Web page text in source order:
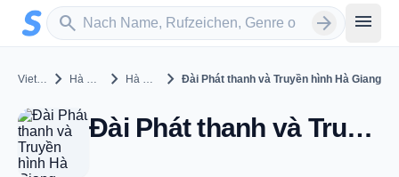
Zum Hauptinhalt springen
search
Sender suchen arrow_forward menu
Vietnam chevron_right Hà Giang chevron_right Hà Giang chevron_rightĐài Phát thanh và Truyền hình Hà Giang
Đài Phát thanh và Truyền hình Hà Giang - Hà Giang